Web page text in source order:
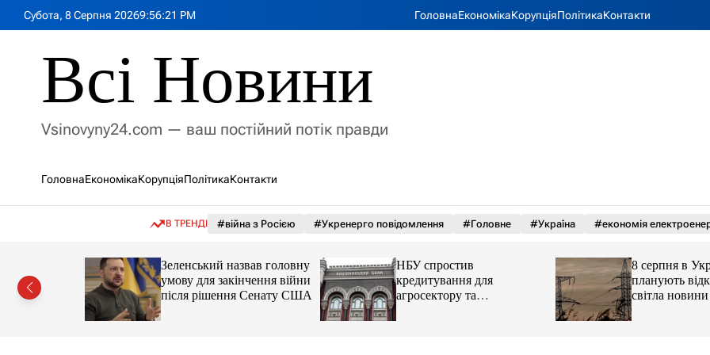
Субота, 8 Серпня 20269:56:23 PM ГоловнаЕкономікаКорупціяПолітикаКонтакти
Всі Новини
Vsinovyny24.com — ваш постійний потік правди
ГоловнаЕкономікаКорупціяПолітикаКонтакти
В ТРЕНДІ #війна з Росією #Укренерго повідомлення #Головне #Україна #економія
Зеленський назвав головну
умову для закінчення війни
після рішення Сенату США
НБУ спростив
кредитування для
агросектору та
стратегічних галузей
8 серпня в
планують
світла новини